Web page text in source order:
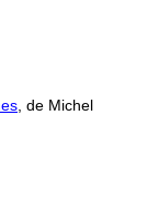
, de Michel